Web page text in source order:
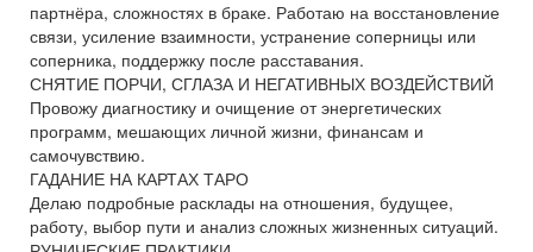
партнёра, сложностях в браке. Работаю на восстановление
связи, усиление взаимности, устранение соперницы или
соперника, поддержку после расставания.
СНЯТИЕ ПОРЧИ, СГЛАЗА И НЕГАТИВНЫХ ВОЗДЕЙСТВИЙ
Провожу диагностику и очищение от энергетических
программ, мешающих личной жизни, финансам и
самочувствию.
ГАДАНИЕ НА КАРТАХ ТАРО
Делаю подробные расклады на отношения, будущее,
работу, выбор пути и анализ сложных жизненных ситуаций.